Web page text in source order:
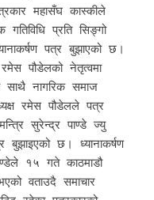
महासँघ कास्कीले
प्रति सिङ्गो
पत्र बुझाएको छ।
पौडेलको नेतृत्वमा
साथै नागरिक समाज
रमेस पौडेलले पत्र
सुरेन्द्र पाण्डे ज्यु
बुझाइएको छ। ध्यानाकर्षण
१५ गते काठमाडौ
वताउदै समाचार